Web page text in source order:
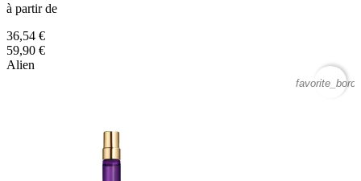
à partir de
36,54 €
59,90 €
Alien